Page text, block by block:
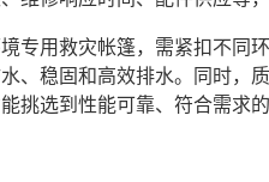
专用救灾帐篷，需紧扣不同
、稳固和高效排水。同时，
挑选到性能可靠、符合需求